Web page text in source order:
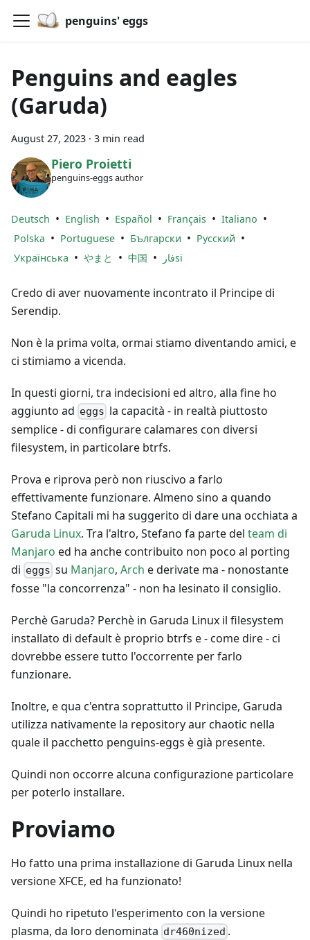
penguins' eggs
Penguins and eagles
(Garuda)
August 27, 2023 · 3 min read
Piero Proietti
penguins-eggs author
Deutsch • English • Español • Français • Italiano •
Polska • Portuguese • Български • Русский •
Українська • やまと • 中国 • فارsi
Credo di aver nuovamente incontrato il Principe di
Serendip.
Non è la prima volta, ormai stiamo diventando amici, e
ci stimiamo a vicenda.
In questi giorni, tra indecisioni ed altro, alla fine ho
aggiunto ad eggs la capacità - in realtà piuttosto
semplice - di configurare calamares con diversi
filesystem, in particolare btrfs.
Prova e riprova però non riuscivo a farlo
effettivamente funzionare. Almeno sino a quando
Stefano Capitali mi ha suggerito di dare una occhiata a
Garuda Linux. Tra l'altro, Stefano fa parte del team di
Manjaro ed ha anche contribuito non poco al porting
di eggs su Manjaro,Arch e derivate ma - nonostante
fosse "la concorrenza" - non ha lesinato il consiglio.
Perchè Garuda? Perchè in Garuda Linux il filesystem
installato di default è proprio btrfs e - come dire - ci
dovrebbe essere tutto l'occorrente per farlo
funzionare.
Inoltre, e qua c'entra soprattutto il Principe, Garuda
utilizza nativamente la repository aur chaotic nella
quale il pacchetto penguins-eggs è già presente.
Quindi non occorre alcuna configurazione particolare
per poterlo installare.
Proviamo
Ho fatto una prima installazione di Garuda Linux nella
versione XFCE, ed ha funzionato!
Quindi ho ripetuto l'esperimento con la versione
plasma, da loro denominata dr460nized .